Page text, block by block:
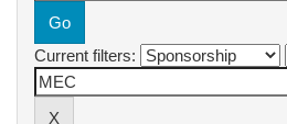
Current filters: